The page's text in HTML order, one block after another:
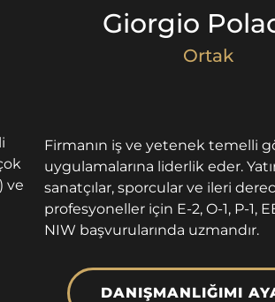
ve
Giorgio
Ortak
Firmanın iş ve yetenek temelli
uygulamalarına liderlik eder.
sanatçılar, sporcular ve ileri
profesyoneller için E-2, O-1, P-1,
NIW başvurularında uzmandır.
DANIŞMANLIĞIMI